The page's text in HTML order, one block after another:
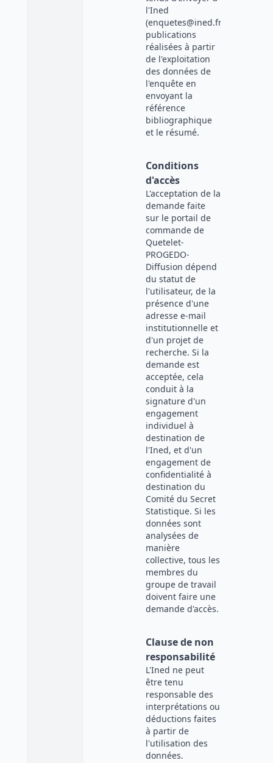
l'Ined
(enquetes@ined.fr)
publications
réalisées à partir
de l'exploitation
des données de
l'enquête en
envoyant la
référence
bibliographique
et le résumé.
Conditions
d'accès
L'acceptation de la
demande faite
sur le portail de
commande de
Quetelet-
PROGEDO-
Diffusion dépend
du statut de
l'utilisateur, de la
présence d'une
adresse e-mail
institutionnelle et
d'un projet de
recherche. Si la
demande est
acceptée, cela
conduit à la
signature d'un
engagement
individuel à
destination de
l'Ined, et d'un
engagement de
confidentialité à
destination du
Comité du Secret
Statistique. Si les
données sont
analysées de
manière
collective, tous les
membres du
groupe de travail
doivent faire une
demande d'accès.
Clause de non
responsabilité
L'Ined ne peut
être tenu
responsable des
interprétations ou
déductions faites
à partir de
l'utilisation des
données.